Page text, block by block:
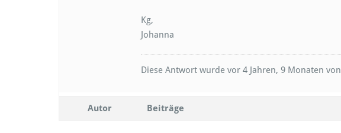
Kg,
Johanna
Diese Antwort wurde vor 4 Jahren, 9 Monaten von
Autor Beiträge